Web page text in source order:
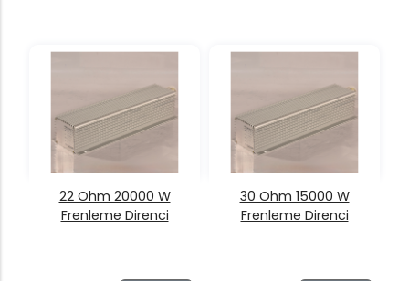
22 Ohm 20000 W
Frenleme Direnci
30 Ohm 15000 W
Frenleme Direnci